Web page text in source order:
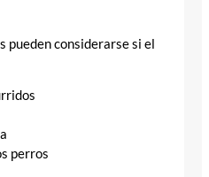
pueden considerarse si el
perros